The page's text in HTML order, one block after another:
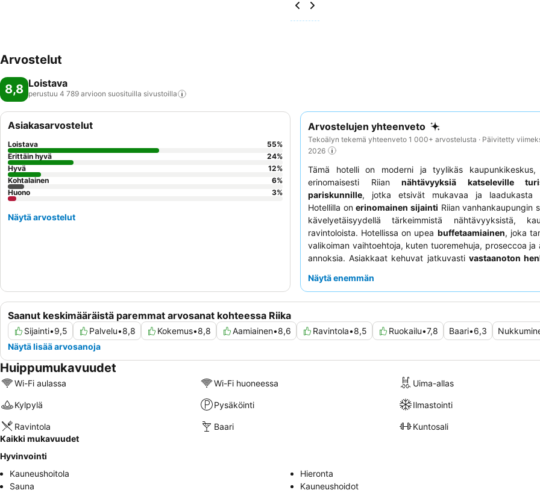
Arvostelut
8,8 Loistava
perustuu 4 789 arvioon suosituilla sivustoilla
Arvostelujen yhteenveto
Tekoälyn tekemä yhteenveto 1 000+ arvostelusta · Päivitetty
2026
Tämä hotelli on moderni ja tyylikäs
erinomaisesti Riiannähtävyyksiä katseleville
pariskunnille, jotka etsivät mukavaa ja laadukasta
Hotellilla onerinomainen sijainti Riian vanhankaupungin
kävelyetäisyydellä tärkeimmistä nähtävyyksistä,
ravintoloista. Hotellissa on upea buffetaamiainen, joka
valikoiman vaihtoehtoja, kuten tuoremehuja, proseccoa
annoksia. Asiakkaat kehuvat jatkuvasti vastaanoton
ja viihtyisän ilmapiirin. Rauhallisempaa kokemusta
Näytä enemmän
Saanut keskimääräistä paremmat arvosanat kohteessa Riika
Sijainti•9,5 Palvelu•8,8 Kokemus•8,8 Aamiainen•8,6 Ravintola•8,5 Ruokailu•7,8 Baari•6,3
Näytä lisää arvosanoja
Asiakasarvostelut
Loistava 55%
Erittäin hyvä
24%
Hyvä
12%
Kohtalainen
6%
Huono
3%
Näytä arvostelut
Huippumukavuudet
Wi-Fi aulassa Wi-Fi huoneessa Uima-allas
Kylpylä Pysäköinti Ilmastointi
Ravintola Baari
Kuntosali
Kaikki mukavuudet
Hyvinvointi
Kauneushoitola
Hieronta
Sauna
Kauneushoidot